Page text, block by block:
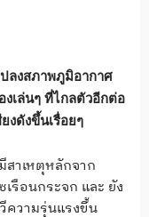
ลงสภาพภูมิอากาศ
งเล่นๆ ที่ไกลตัวอีกต่อ
งดังขึ้นเรื่อยๆ
าเหตุหลักจาก
รือนกระจก และ ยัง
ความรุ่นแรงขึ้น